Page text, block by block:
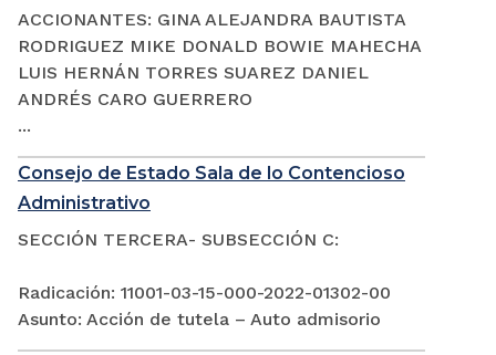
ACCIONANTES: GINA ALEJANDRA BAUTISTA
RODRIGUEZ MIKE DONALD BOWIE MAHECHA
LUIS HERNÁN TORRES SUAREZ DANIEL
ANDRÉS CARO GUERRERO
...
Consejo de Estado Sala de lo Contencioso
Administrativo
SECCIÓN TERCERA- SUBSECCIÓN C:
Radicación: 11001-03-15-000-2022-01302-00
Asunto: Acción de tutela – Auto admisorio